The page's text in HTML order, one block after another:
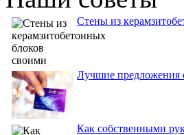
Стены из
Лучшие предложения
Как собственными